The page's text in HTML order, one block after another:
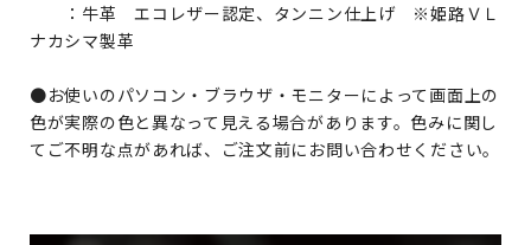
：牛革 エコレザー認定、タンニン仕上げ ※姫路ＶＬ
ナカシマ製革
●お使いのパソコン・ブラウザ・モニターによって画面上の
色が実際の色と異なって見える場合があります。色みに関し
てご不明な点があれば、ご注文前にお問い合わせください。